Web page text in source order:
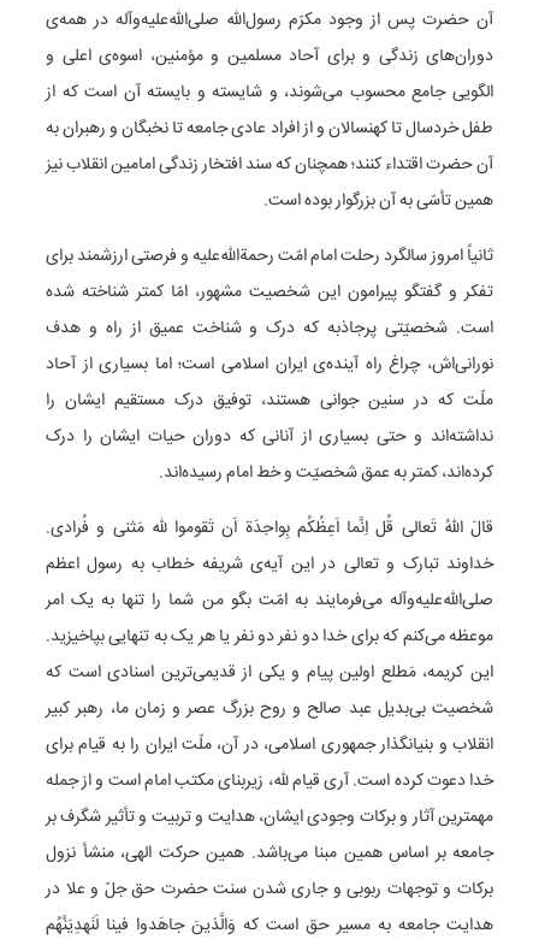
آن حضرت پس از وجود مکرّم رسو‌ل‌الله صلی‌الله‌علیه‌وآله در همه‌ی
دوران‌های زندگی و برای آحاد مسلمین و مؤمنین، اسوه‌ی اعلی و
الگویی جامع محسوب می‌شوند، و شایسته و بایسته آن است که از
طفل خردسال تا کهنسالان و از افراد عادی جامعه تا نخبگان و رهبران به
آن حضرت اقتداء کنند؛ همچنان که سند افتخار زندگی امامین انقلاب نیز
همین تأسّی به آن بزرگوار بوده است.
ثانیاً امروز سالگرد رحلت امام امّت رحمة‌الله‌علیه و فرصتی ارزشمند برای
تفکر و گفتگو پیرامون این شخصیت مشهور، امّا کمتر شناخته شده
است. شخصیّتی پرجاذبه که درک و شناخت عمیق از راه و هدف
نورانی‌اش، چراغ راه آینده‌ی ایران اسلامی است؛ اما بسیاری از آحاد
ملّت که در سنین جوانی هستند، توفیق درک مستقیم ایشان را
نداشته‌اند و حتی بسیاری از آنانی که دوران حیات ایشان را درک
کرده‌اند، کمتر به عمق شخصیّت و خط امام رسیده‌اند.
قالَ اللهُ تَعالی قُل اِنَّما اَعِظُکُم بِواحِدَة‌ اَن تَقوموا لله مَثنی و فُرادی.
خداوند تبارک و تعالی در این آیه‌ی شریفه خطاب به رسول‌ اعظم‌
صلی‌الله‌علیه‌وآله می‌فرمایند به امّت بگو من شما را تنها به یک امر
موعظه می‌کنم که برای خدا دو نفر دو نفر یا هر یک به تنهایی بپاخیزید.
این کریمه، مَطلع اولین پیام و یکی از قدیمی‌ترین اسنادی است که
شخصیت بی‌بدیل عبد صالح و روح بزرگ عصر و زمان ما، رهبر کبیر
انقلاب و بنیانگذار جمهوری اسلامی، در آن، ملّت ایران را به قیام برای
خدا دعوت کرده است. آری قیام لله، زیربنای مکتب امام است و از جمله
مهمترین آثار و برکات وجودی ایشان، هدایت و تربیت و تأثیر شگرف بر
جامعه بر اساس همین مبنا می‌باشد. همین حرکت الهی، منشأ نزول
برکات و توجهات ربوبی و جاری شدن سنت حضرت حق جل‌ّ و علا در
هدایت جامعه به مسیر حق است که وَالَّذینَ جاهَدوا فینا لَنَهدِیَنَّهُم